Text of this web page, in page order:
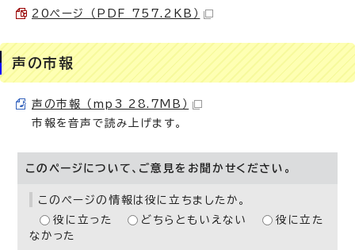
20ページ （PDF 757.2KB）
声の市報
声の市報 （mp3 28.7MB）
市報を音声で読み上げます。
このページについて、ご意見をお聞かせください。
このページの情報は役に立ちましたか。
役に立った
どちらともいえない
役に立た
なかった